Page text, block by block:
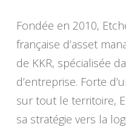
Fondée en 2010,
française d’asset
de KKR, spécialisée
d’entreprise. Forte
sur tout le territoire,
sa stratégie vers la